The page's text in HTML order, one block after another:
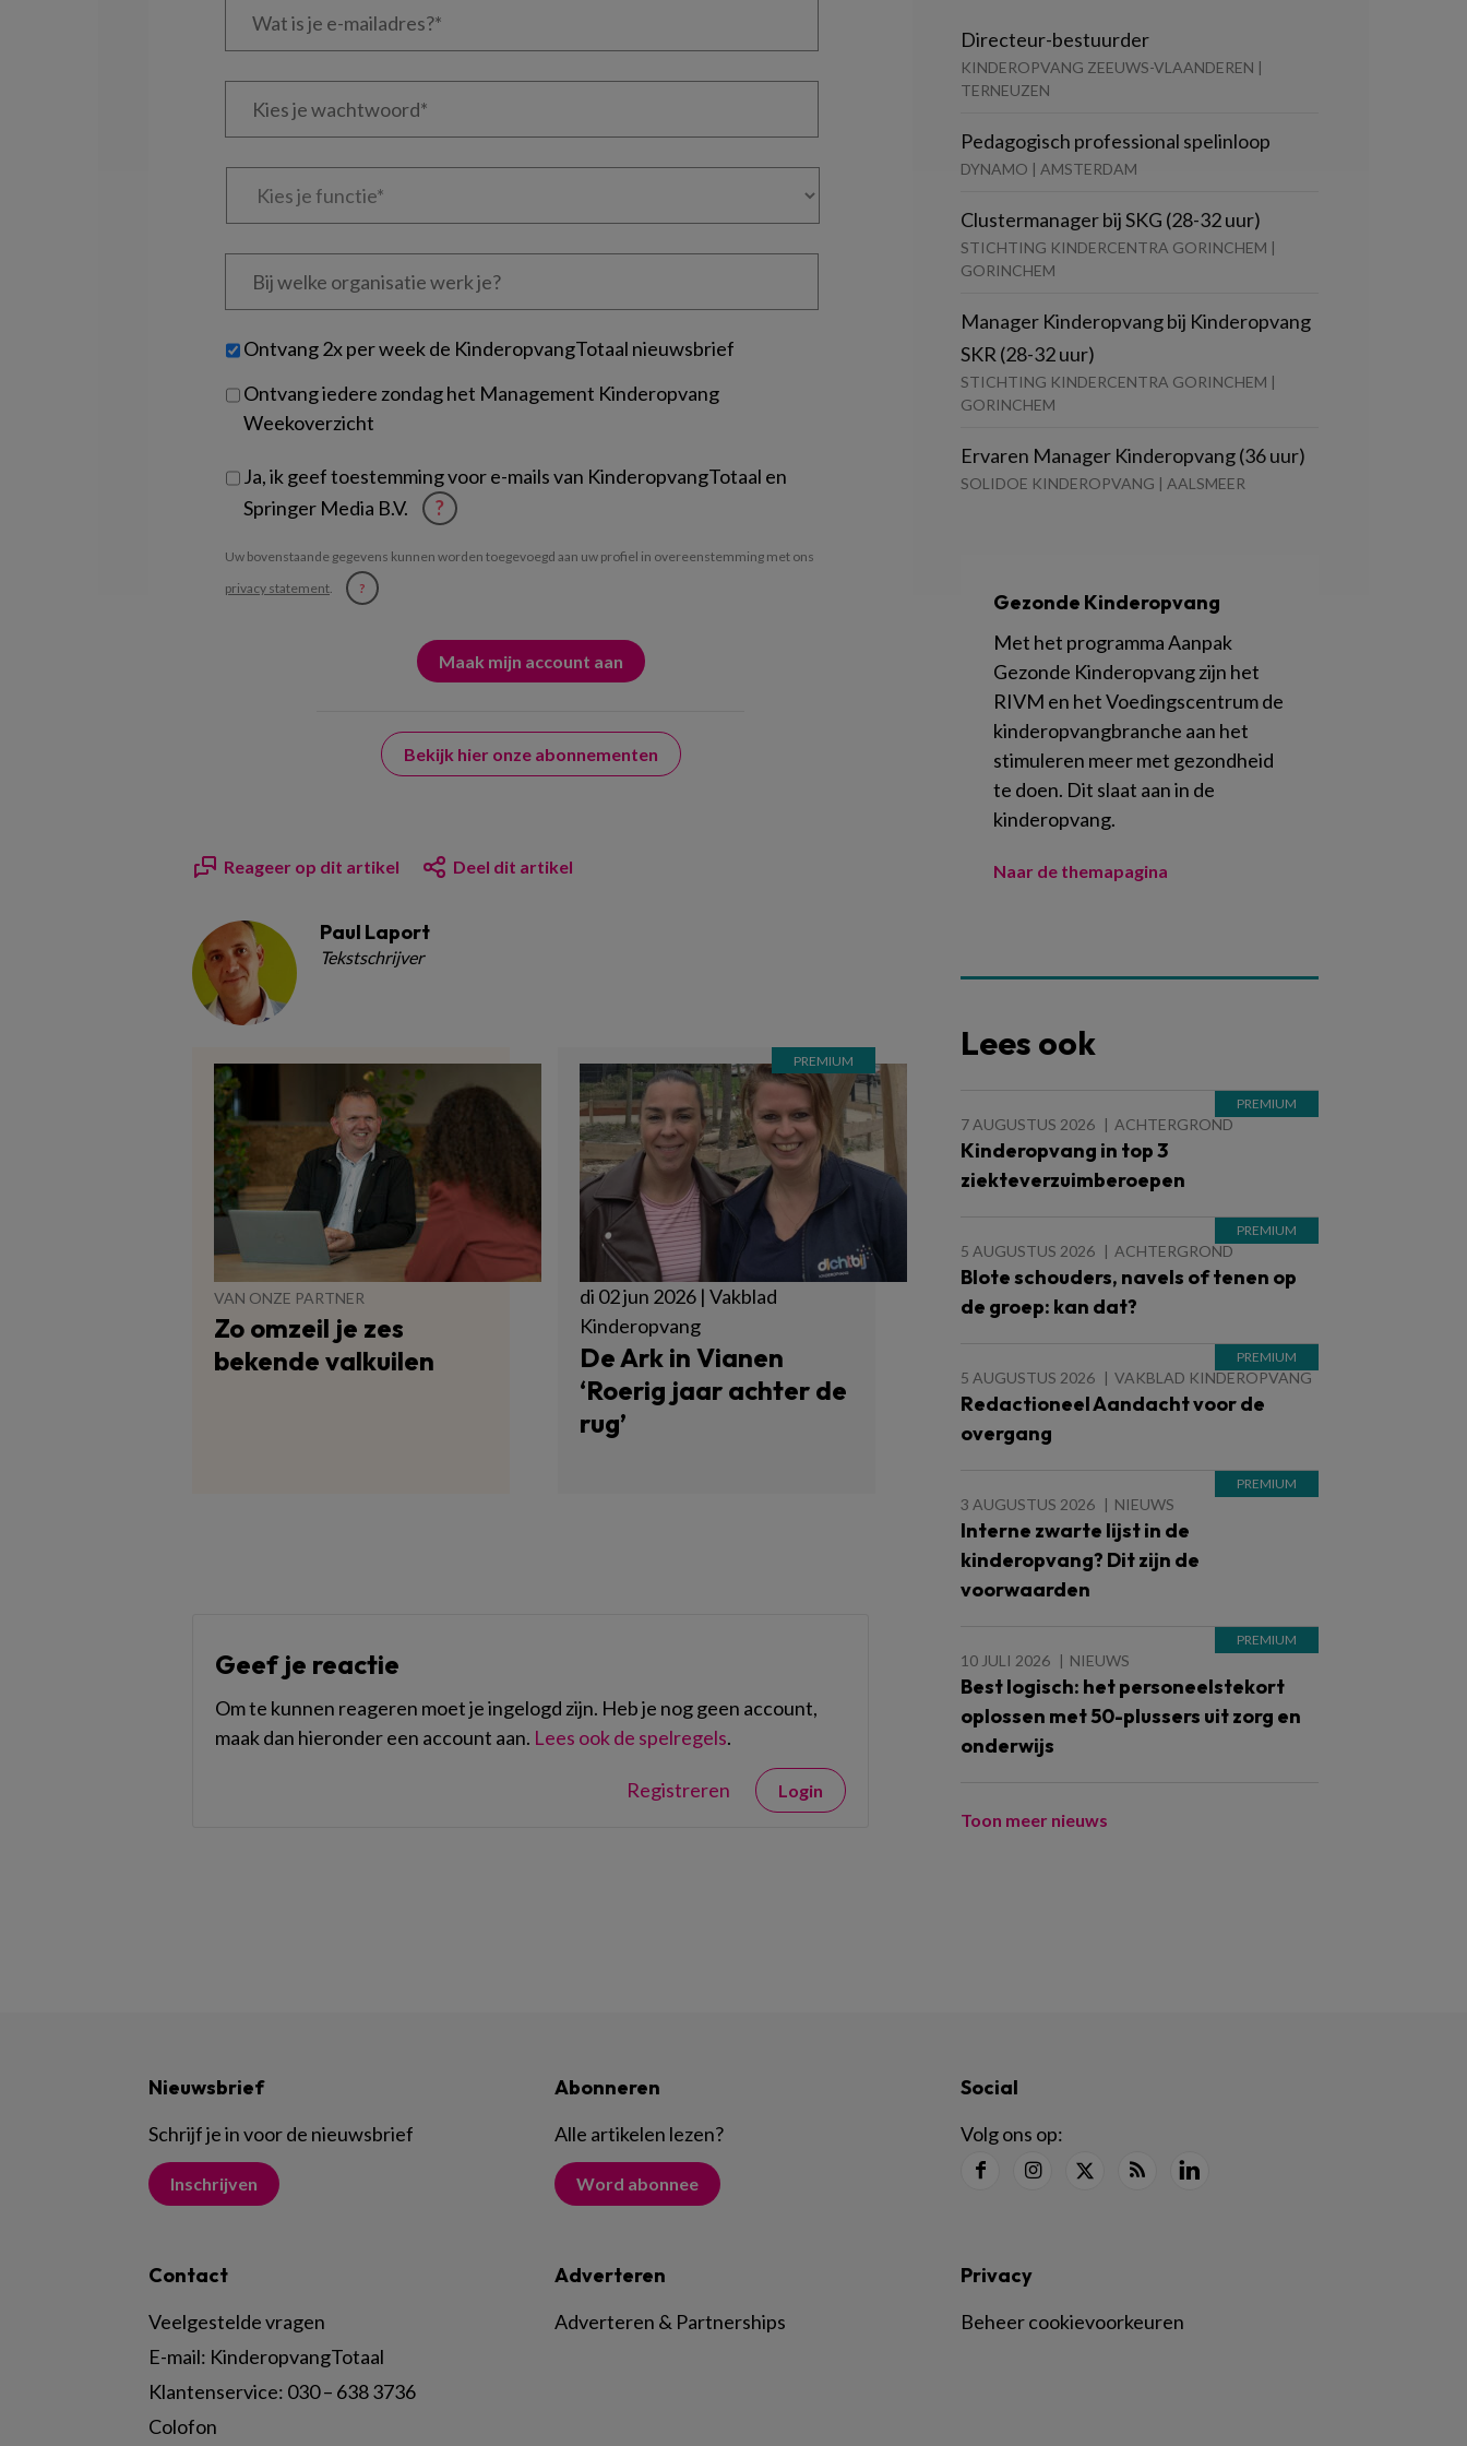
Kies
Kies
Bij
welke
je?
Untitled
Ontvang 2x per week de KinderopvangTotaal nieuwsbrief
Ontvang iedere zondag het Management Kinderopvang
Weekoverzicht
Ja, ik geef toestemming voor e-mails van KinderopvangTotaal en
Springer Media B.V.
?
Uw bovenstaande gegevens kunnen worden toegevoegd aan uw profiel in overeenstemming met ons
privacy statement. ?
Bekijk hier onze abonnementen
Reageer op dit artikel Deel dit artikel
Paul Laport
Tekstschrijver
VAN ONZE PARTNER
Zo omzeil je zes
bekende valkuilen
di 02 jun 2026 | Vakblad
Kinderopvang
De Ark in Vianen
‘Roerig jaar achter de
rug’
Geef je reactie
Om te kunnen reageren moet je ingelogd zijn. Heb je nog geen account,
maak dan hieronder een account aan. Lees ook de spelregels.
Registreren Login
Directeur-bestuurder
KINDEROPVANG ZEEUWS-VLAANDEREN |
TERNEUZEN
Pedagogisch professional spelinloop
DYNAMO | AMSTERDAM
Clustermanager bij SKG (28-32 uur)
STICHTING KINDERCENTRA GORINCHEM |
GORINCHEM
Manager Kinderopvang bij Kinderopvang
SKR (28-32 uur)
STICHTING KINDERCENTRA GORINCHEM |
GORINCHEM
Ervaren Manager Kinderopvang (36 uur)
SOLIDOE KINDEROPVANG | AALSMEER
Gezonde Kinderopvang
Met het programma Aanpak
Gezonde Kinderopvang zijn het
RIVM en het Voedingscentrum de
kinderopvangbranche aan het
stimuleren meer met gezondheid
te doen. Dit slaat aan in de
kinderopvang.
Naar de themapagina
Lees ook
7 AUGUSTUS 2026 ACHTERGROND
Kinderopvang in top 3
ziekteverzuimberoepen
5 AUGUSTUS 2026 ACHTERGROND
Blote schouders, navels of tenen op
de groep: kan dat?
5 AUGUSTUS 2026 VAKBLAD KINDEROPVANG
Redactioneel Aandacht voor de
overgang
3 AUGUSTUS 2026 NIEUWS
Interne zwarte lijst in de
kinderopvang? Dit zijn de
voorwaarden
10 JULI 2026 NIEUWS
Best logisch: het personeelstekort
oplossen met 50-plussers uit zorg en
onderwijs
Toon meer nieuws
Nieuwsbrief
Schrijf je in voor de nieuwsbrief
Inschrijven
Abonneren
Alle artikelen lezen?
Word abonnee
Social
Volg ons op:
Contact
Veelgestelde vragen
E-mail: KinderopvangTotaal
Klantenservice: 030 – 638 3736
Colofon
Adverteren
Adverteren & Partnerships
Privacy
Beheer cookievoorkeuren